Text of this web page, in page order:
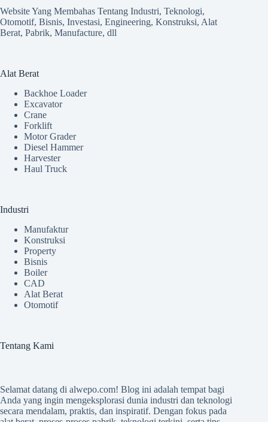
Website Yang Membahas Tentang Industri, Teknologi,
Otomotif, Bisnis, Investasi, Engineering, Konstruksi, Alat
Berat, Pabrik, Manufacture, dll
Alat Berat
Backhoe Loader
Excavator
Crane
Forklift
Motor Grader
Diesel Hammer
Harvester
Haul Truck
Industri
Manufaktur
Konstruksi
Property
Bisnis
Boiler
CAD
Alat Berat
Otomotif
Tentang Kami
Selamat datang di alwepo.com! Blog ini adalah tempat bagi
Anda yang ingin mengeksplorasi dunia industri dan teknologi
secara mendalam, praktis, dan inspiratif. Dengan fokus pada